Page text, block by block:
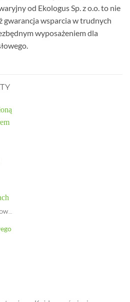
od Ekologus Sp. z o.o. to nie
wsparcia w trudnych
wyposażeniem dla